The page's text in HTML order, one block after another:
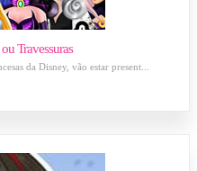
Travessuras
da Disney, vão estar present...